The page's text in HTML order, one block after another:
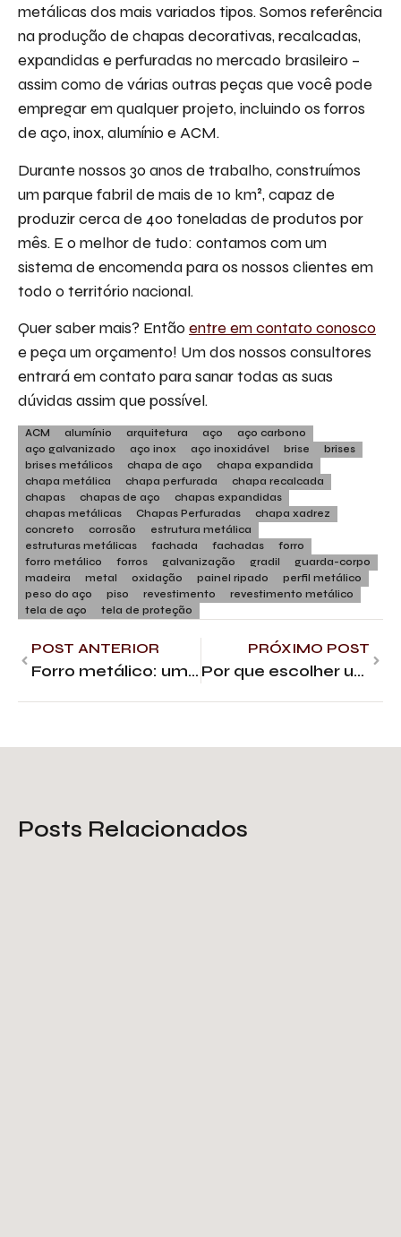
metálicas dos mais variados tipos. Somos referência
na produção de chapas decorativas, recalcadas,
expandidas e perfuradas no mercado brasileiro –
assim como de várias outras peças que você pode
empregar em qualquer projeto, incluindo os forros
de aço, inox, alumínio e ACM.
Durante nossos 30 anos de trabalho, construímos
um parque fabril de mais de 10 km², capaz de
produzir cerca de 400 toneladas de produtos por
mês. E o melhor de tudo: contamos com um
sistema de encomenda para os nossos clientes em
todo o território nacional.
Quer saber mais? Então entre em contato conosco
e peça um orçamento! Um dos nossos consultores
entrará em contato para sanar todas as suas
dúvidas assim que possível.
ACM alumínio arquitetura aço
aço carbono
aço galvanizado
aço inox aço inoxidável brise
brises
brises metálicos
chapa de aço
chapa expandida
chapa metálica
chapa perfurada
chapa recalcada
chapas
chapas de aço
chapas expandidas
chapas metálicas
Chapas Perfuradas
chapa xadrez
concreto
corrosão
estrutura metálica
estruturas metálicas
fachada fachadas
forro
forro metálico
forros galvanização gradil
guarda-corpo
madeira
metal oxidação painel ripado
perfil metálico
peso do aço
piso revestimento
revestimento metálico
tela de aço
tela de proteção
POST ANTERIOR
Forro metálico: um guia completo
PRÓXIMO POST
Por que escolher um perfil metálico para forro de PVC
Posts Relacionados